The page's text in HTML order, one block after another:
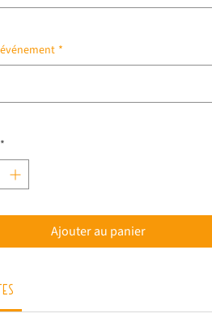
*
*
Ajouter au panier